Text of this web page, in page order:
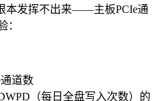
本发挥不出来——主板PCIe通
：
道数
（每日全盘写入次数）的